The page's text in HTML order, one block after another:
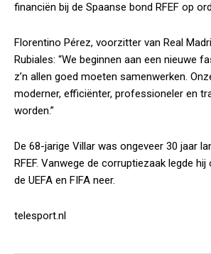
financiën bij de Spaanse bond RFEF op
Florentino Pérez, voorzitter van Real
Rubiales: “We beginnen aan een nieuwe
z’n allen goed moeten samenwerken.
moderner, efficiënter, professioneler en
worden.”
De 68-jarige Villar was ongeveer 30 jaar
RFEF. Vanwege de corruptiezaak legde
de UEFA en FIFA neer.
telesport.nl